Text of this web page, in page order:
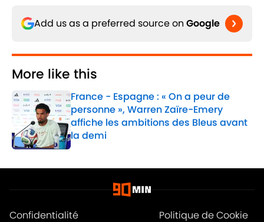
Add us as a preferred source on Google
More like this
France - Espagne : « On a peur de
personne », Warren Zaïre-Emery
affiche les ambitions des Bleus avant
la demi
Published by on Invalid Date
Confidentialité Politique de Cookie